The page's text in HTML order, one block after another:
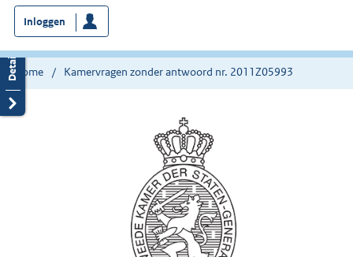
bent
nu
hier:
Inloggen
Home Kamervragen zonder antwoord nr. 2011Z05993